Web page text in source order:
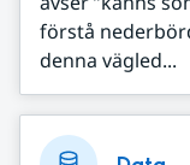
förstå
denna vägled...